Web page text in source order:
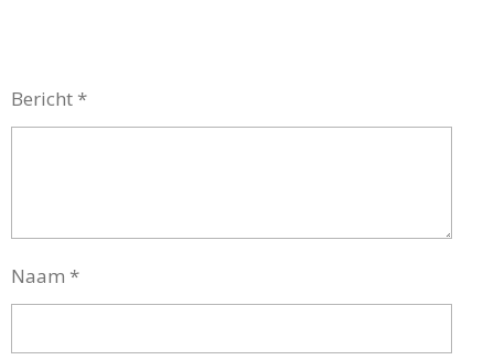
Bericht *
Naam *